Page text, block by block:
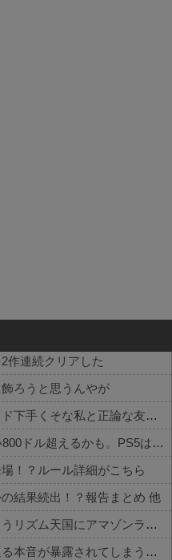
作連続クリアした
ろうと思うんやが
【衝撃】ちいかわの説明をするもド下手くそな私と正論な友人がコチラ・・・・・
多根「Switch2、499ドルでも安い800ドル超えるかも。PS5は直近での値上げ可能性低い」
！？ルール詳細がこちら
結果続出！？報告まとめ 他
【悲報】スプラトゥーンさん、もうリズム天国にアマゾンランキングで敗北wwwwwwwww 他
【衝撃】モンパスプレミアムを巡る本音が暴露されてしまうｗｗｗ 他